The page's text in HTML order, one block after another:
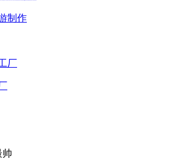
制作
帅